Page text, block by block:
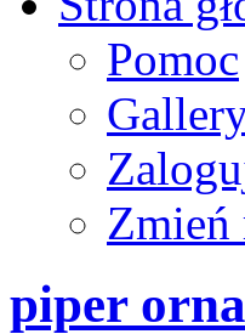
Pomoc
Zmień
piper